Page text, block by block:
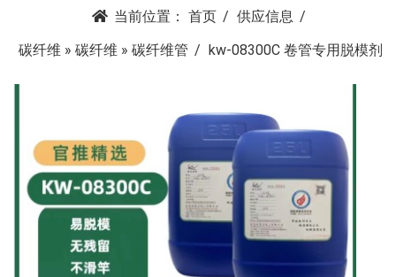
当前位置： 首页
供应信息
碳纤维 » 碳纤维 » 碳纤维管 kw-08300C 卷管专用脱模剂